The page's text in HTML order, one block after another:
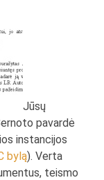
Jūsų
pavardė
instancijos
bylą). Verta
teismo